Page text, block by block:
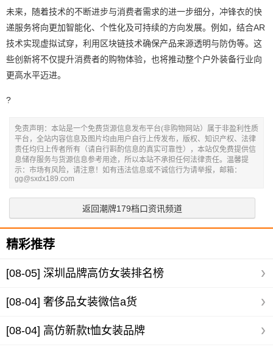
未来，随着技术的不断进步与消费者需求的进一步细分，冲锋衣的快
递服务将向更加智能化、个性化及可持续的方向发展。例如，结合AR
技术实现虚拟试穿，利用区块链技术确保产品来源透明与防伪等。这
些创新将不仅提升消费者的购物体验，也将推动整个户外装备行业向
更高水平迈进。
?
免责声明：本站是一个免费货源信息发布平台(非购物网站）属于非盈利性质
平台，全站内容信息及图片均由用户自行上传发布，版权、知识产权、法律
责任均归上传者所有（请自行斟酌信息的真实可靠性），本站仅免费提供信
息储存服务与货源信息参考用途，所以本站不承担任何法律责任。温馨提
示：市场有风险，请注意！如有违法信息或不诚信行为请举报，邮箱：
gg@sxdx189.com
返回潮牌179档口资讯频道
精彩推荐
[08-05] 深圳品牌高仿女装排名榜
[08-04] 奢侈品女装微信a货
[08-04] 高仿新款t恤女装品牌